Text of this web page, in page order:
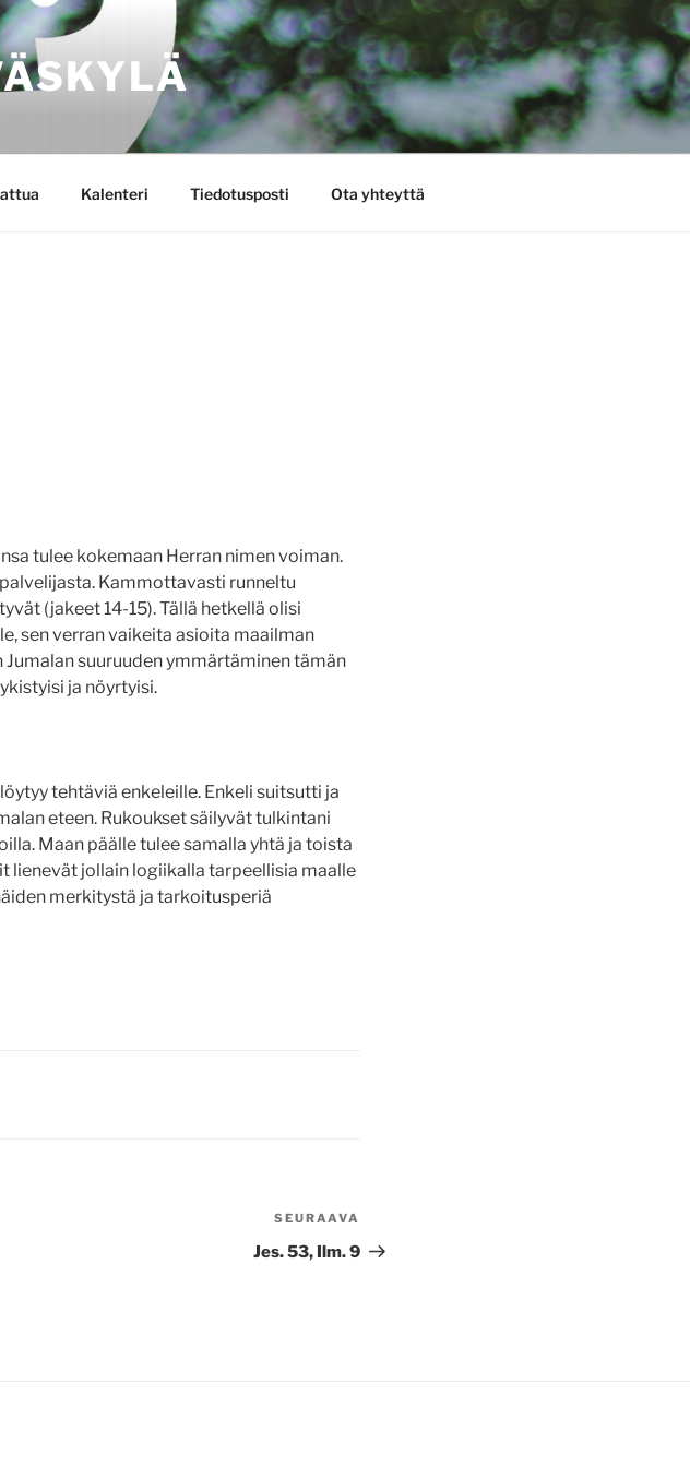
Kalenteri Tiedotusposti Ota yhteyttä
tulee kokemaan Herran nimen voiman.
Kammottavasti runneltu
(jakeet 14-15). Tällä hetkellä olisi
sen verran vaikeita asioita maailman
suuruuden ymmärtäminen tämän
ja nöyrtyisi.
tehtäviä enkeleille. Enkeli suitsutti ja
eteen. Rukoukset säilyvät tulkintani
Maan päälle tulee samalla yhtä ja toista
lienevät jollain logiikalla tarpeellisia maalle
merkitystä ja tarkoitusperiä
artikkeli
SEURAAVA
Jes. 53, Ilm. 9